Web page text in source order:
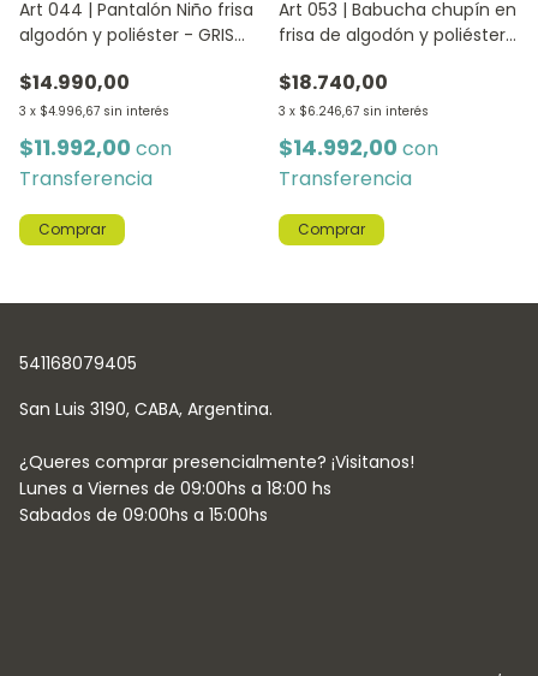
Art 044 | Pantalón Niño frisa
algodón y poliéster - GRIS
$14.990,00
3 x $4.996,67 sin interés
$11.992,00 con
Transferencia
Comprar
Art 053 | Babucha chupín en
frisa de algodón y poliéster
$18.740,00
3 x $6.246,67 sin interés
$14.992,00 con
Transferencia
Comprar
541168079405